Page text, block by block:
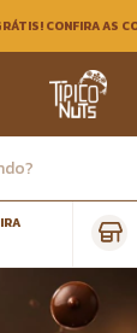
CONFIRA AS